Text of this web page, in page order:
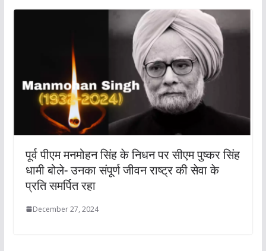
पूर्व पीएम मनमोहन सिंह के निधन पर सीएम पुष्कर सिंह
धामी बोले- उनका संपूर्ण जीवन राष्ट्र की सेवा के
प्रति समर्पित रहा
December 27, 2024